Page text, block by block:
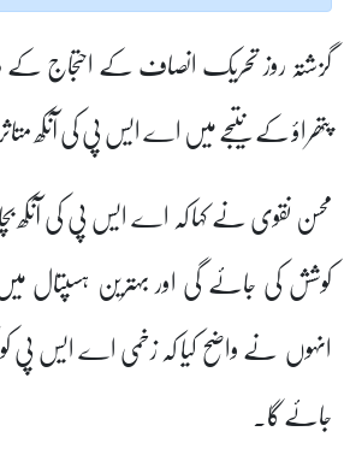
گزشتہ روز تحریک انصاف کے احتجاج
پتھراؤ کے نتیجے میں اے ایس پی کی آنکھ
محسن نقوی نے کہا کہ اے ایس پی کی
کوشش کی جائے گی اور بہترین ہسپتال
انہوں نے واضح کیا کہ زخمی اے ایس پی
جائے گا۔